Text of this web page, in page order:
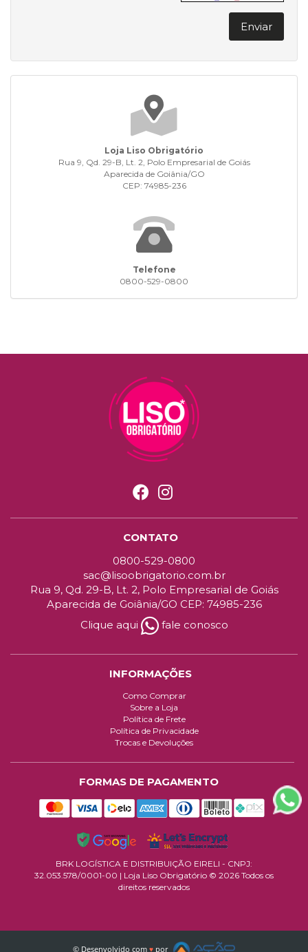
Loja Liso Obrigatório
Rua 9, Qd. 29-B, Lt. 2, Polo Empresarial de Goiás
Aparecida de Goiânia/GO
CEP: 74985-236
Telefone
0800-529-0800
CONTATO
0800-529-0800
sac@lisoobrigatorio.com.br
Rua 9, Qd. 29-B, Lt. 2, Polo Empresarial de Goiás
Aparecida de Goiânia/GO CEP: 74985-236
Clique aqui
fale conosco
INFORMAÇÕES
Como Comprar
Sobre a Loja
Política de Frete
Política de Privacidade
Trocas e Devoluções
FORMAS DE PAGAMENTO
BRK LOGÍSTICA E DISTRIBUIÇÃO EIRELI - CNPJ:
32.053.578/0001-00 | Loja Liso Obrigatório © 2026 Todos os
direitos reservados
© Desenvolvido com ♥ por